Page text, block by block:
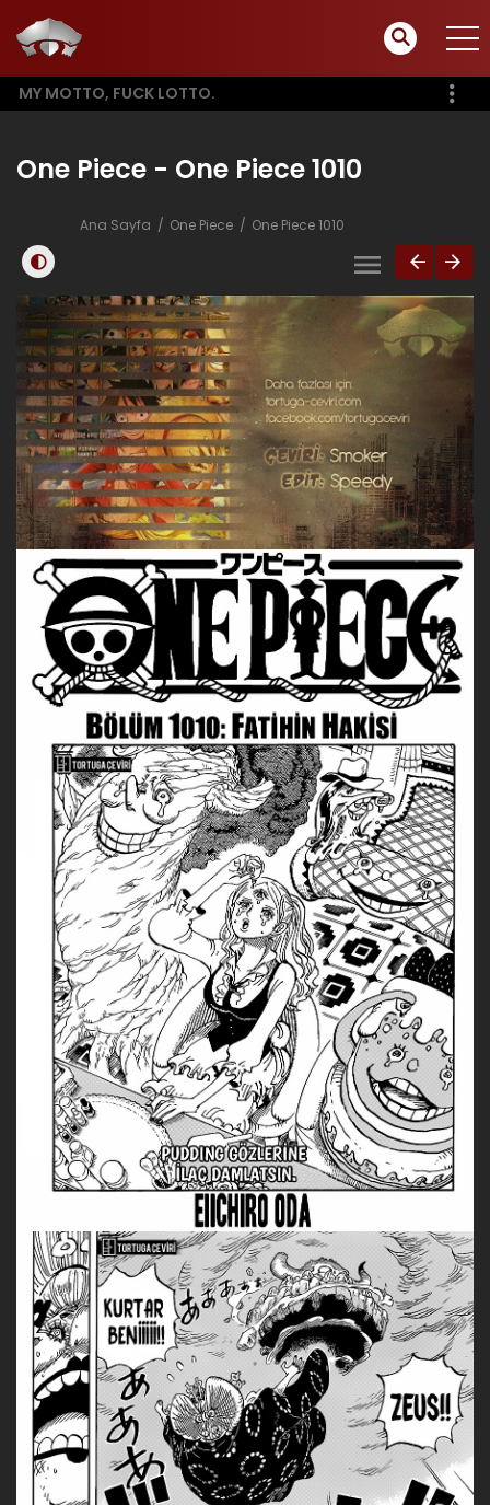
MY MOTTO, FUCK LOTTO.
One Piece - One Piece 1010
Ana Sayfa One Piece One Piece 1010